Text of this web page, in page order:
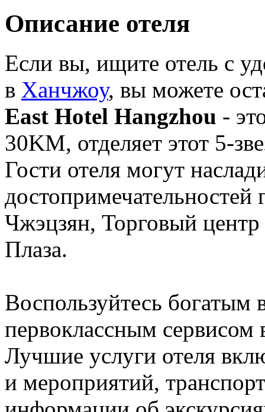
Описание отеля
Если вы, ищите отель с
в Ханчжоу, вы можете
East Hotel Hangzhou -
30KM, отделяет этот 5-
Гости отеля могут
Чжэцзян, Торговый
Плаза.
Воспользуйтесь богатым
первоклассным сервисом
Лучшие услуги отеля
и мероприятий,